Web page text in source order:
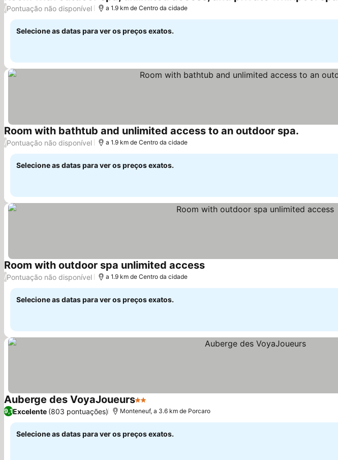
/Pontuação não disponível a 1.9 km de Centro da cidade
Selecione as datas para ver os preços exatos.
Room with bathtub and unlimited access to an outdoor spa.
/Pontuação não disponível a 1.9 km de Centro da cidade
Selecione as datas para ver os preços exatos.
Room with outdoor spa unlimited accessVer preços
/Pontuação não disponível a 1.9 km de Centro da cidade
Selecione as datas para ver os preços exatos.
Auberge des VoyaJoueurs2 Estrelas
9,1Excelente (803 pontuações) Monteneuf, a 3.6 km de Porcaro
Selecione as datas para ver os preços exatos.